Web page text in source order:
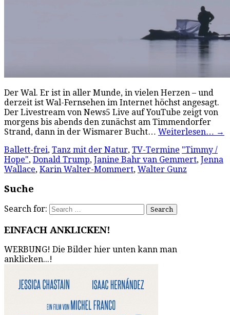
Der Wal. Er ist in aller Munde, in vielen Herzen – und
derzeit ist Wal-Fernsehen im Internet höchst angesagt.
Der Livestream von News5 Live auf YouTube zeigt von
morgens bis abends den zunächst am Timmendorfer
Strand, dann in der Wismarer Bucht… Weiterlesen… →
Ballett-frei, Tanz mit der Natur, TV-Termine "Timmy /
Hope", Donald Trump, Janine Bahr van Gemmert, Jenna
Wallace, Karin Walter-Mommert, Walter Gunz
Suche
Search for:
EINFACH ANKLICKEN!
WERBUNG! Die Bilder hier unten kann man
anklicken...!